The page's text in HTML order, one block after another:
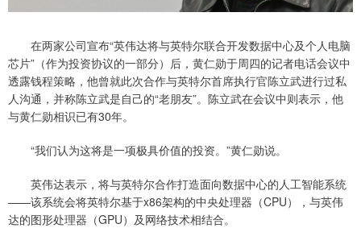
在两家公司宣布“英伟达将与英特尔联合开发数据中心及个人电脑
芯片”（作为投资协议的一部分）后，黄仁勋于周四的记者电话会议中
透露钱程策略，他曾就此次合作与英特尔首席执行官陈立武进行过私
人沟通，并称陈立武是自己的“老朋友”。陈立武在会议中则表示，他
与黄仁勋相识已有30年。
“我们认为这将是一项极具价值的投资。”黄仁勋说。
英伟达表示，将与英特尔合作打造面向数据中心的人工智能系统
——该系统会将英特尔基于x86架构的中央处理器（CPU），与英伟
达的图形处理器（GPU）及网络技术相结合。